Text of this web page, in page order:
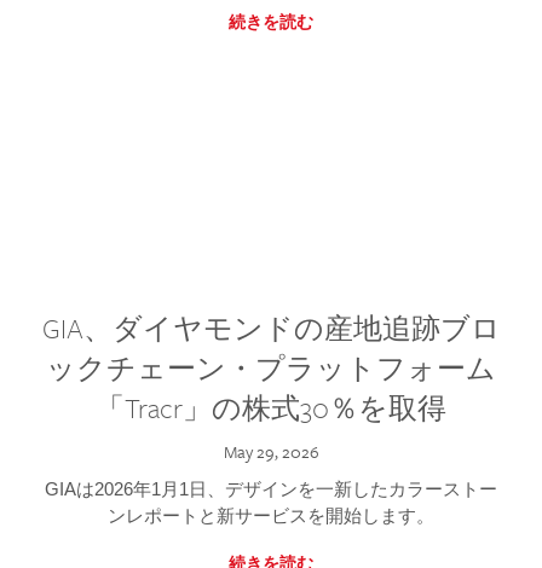
続きを読む
GIA、ダイヤモンドの産地追跡ブロ
ックチェーン・プラットフォーム
「Tracr」の株式30％を取得
May 29, 2026
GIAは2026年1月1日、デザインを一新したカラーストー
ンレポートと新サービスを開始します。
続きを読む